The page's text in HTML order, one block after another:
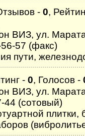
- 0,
ВИЗ, ул.
57 (факс)
пути,
- 0, Голосов -
ВИЗ, ул.
44 (сотовый)